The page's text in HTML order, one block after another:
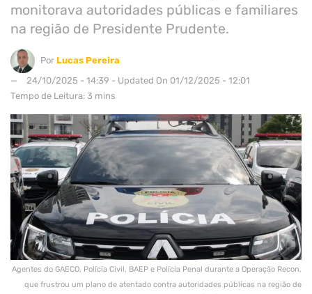
monitorava autoridades públicas e familiares
na região de Presidente Prudente.
Por Lucas Pereira
24/10/2025 - 14:39 - Updated On 01/12/2025 - 12:01
Tempo de Leitura: 3 mins
Agentes do GAECO, Polícia Civil, BAEP e Polícia Penal durante a Operação Recon,
que frustrou um plano de atentado contra autoridades públicas na região de